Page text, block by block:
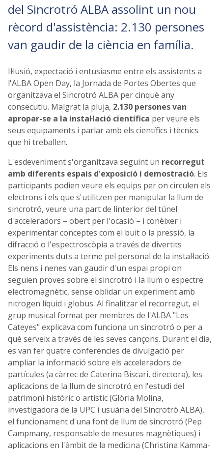
del Sincrotró ALBA assolint un nou
rècord d'assistència: 2.130 persones
van gaudir de la ciència en família.
Il·lusió, expectació i entusiasme entre els assistents a
l'ALBA Open Day, la Jornada de Portes Obertes que
organitzava el Sincrotró ALBA per cinquè any
consecutiu. Malgrat la pluja, 2.130 persones van
apropar-se a la instal·lació científica per veure els
seus equipaments i parlar amb els científics i tècnics
que hi treballen.
L'esdeveniment s'organitzava seguint un recorregut
amb diferents espais d'exposició i demostració. Els
participants podien veure els equips per on circulen els
electrons i els que s'utilitzen per manipular la llum de
sincrotró, veure una part de linterior del túnel
d'acceleradors – obert per l'ocasió – i conèixer i
experimentar conceptes com el buit o la pressió, la
difracció o l'espectroscòpia a través de divertits
experiments duts a terme pel personal de la instal·lació.
Els nens i nenes van gaudir d'un espai propi on
seguien proves sobre el sincrotró i la llum o espectre
electromagnètic, sense oblidar un experiment amb
nitrogen líquid i globus. Al finalitzar el recorregut, el
grup musical format per membres de l'ALBA "Les
Cateyes" explicava com funciona un sincrotró o per a
què serveix a través de les seves cançons. Durant el dia,
es van fer quatre conferències de divulgació per
ampliar la informació sobre els acceleradors de
partícules (a càrrec de Caterina Biscari, directora), les
aplicacions de la llum de sincrotró en l'estudi del
patrimoni històric o artístic (Glòria Molina,
investigadora de la UPC i usuària del Sincrotró ALBA),
el funcionament d'una font de llum de sincrotró (Pep
Campmany, responsable de mesures magnètiques) i
aplicacions en l'àmbit de la medicina (Christina Kamma-